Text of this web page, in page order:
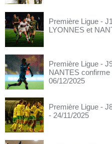
Première Ligue -
LYONNES et
Première Ligue -
NANTES
06/12/2025
Première Ligue -
- 24/11/2025